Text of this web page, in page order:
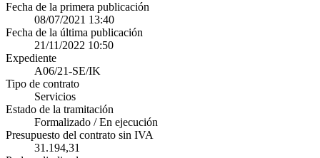
Fecha de la primera publicación
08/07/2021 13:40
Fecha de la última publicación
21/11/2022 10:50
Expediente
A06/21-SE/IK
Tipo de contrato
Servicios
Estado de la tramitación
Formalizado / En ejecución
Presupuesto del contrato sin IVA
31.194,31